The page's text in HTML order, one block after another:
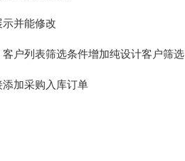
并能修改
户列表筛选条件增加纯设计客户筛选
添加采购入库订单